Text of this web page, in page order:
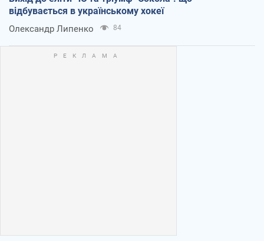
відбувається в українському хокеї
Олександр Липенко 84